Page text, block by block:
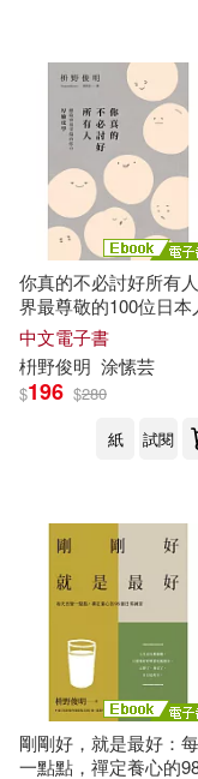
你真的不必討好所有
界最尊敬的100位日本
《你所煩惱的事，有九
會發生》作者，獻給容
的你的「厚臉皮學」 (
中文電子書
枡野俊明 涂愫芸
$196 $280
紙
試閱
剛剛好，就是最好：
一點點，禪定養心的